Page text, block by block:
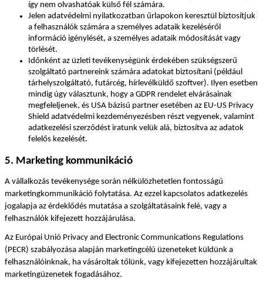
így nem olvashatóak külső fél számára.
Jelen adatvédelmi nyilatkozatban űrlapokon keresztül biztosítjuk
a felhasználók számára a személyes adataik kezeléséről
információ igénylését, a személyes adataik módosítását vagy
törlését.
Időnként az üzleti tevékenységünk érdekében szükségszerű
szolgáltató partnereink számára adatokat biztosítani (például
tárhelyszolgáltató, futárcég, hírlevélküldő szoftver). Ilyen esetben
mindig úgy választunk, hogy a GDPR rendelet elvárásainak
megfeleljenek, és USA bázisú partner esetében az EU-US Privacy
Shield adatvédelmi kezdeményezésben részt vegyenek, valamint
adatkezelési szerződést iratunk velük alá, biztosítva az adatok
felelős kezelését.
5. Marketing kommunikáció
A vállalkozás tevékenysége során nélkülözhetetlen fontosságú
marketingkommunikáció folytatása. Az ezzel kapcsolatos adatkezelés
jogalapja az érdeklődés mutatása a szolgáltatásaink felé, vagy a
felhasználók kifejezett hozzájárulása.
Az Európai Unió Privacy and Electronic Communications Regulations
(PECR) szabályozása alapján marketingcélú üzeneteket küldünk a
felhasználóinknak, ha vásároltak tőlünk, vagy kifejezetten hozzájárultak
marketingüzenetek fogadásához.